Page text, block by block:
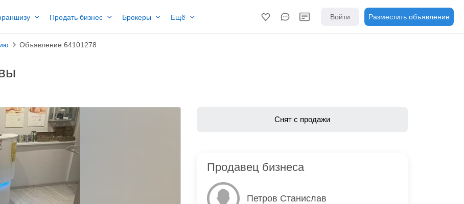
Продать бизнес Брокеры Ещё Войти Разместить объявление
Объявление 64101278
Снят с продажи
Продавец бизнеса
Петров Станислав